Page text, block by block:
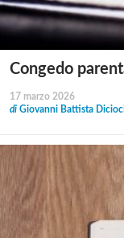
Congedo
17 marzo 2026
di Giovanni Battista